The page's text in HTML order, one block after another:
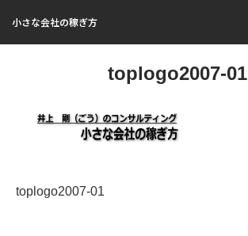
小さな会社の稼ぎ方
toplogo2007-01
toplogo2007-01